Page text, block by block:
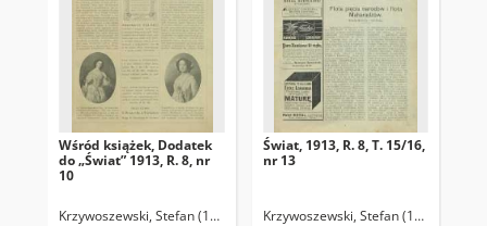
Wśród książek, Dodatek
do „Świat” 1913, R. 8, nr
10
Krzywoszewski, Stefan (1866-1950). Red.
Świat, 1913, R. 8, T. 15/16,
nr 13
Krzywoszewski, Stefan (1866-1950).